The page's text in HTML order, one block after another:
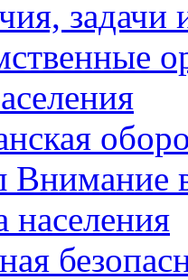
задачи
Внимание
населения